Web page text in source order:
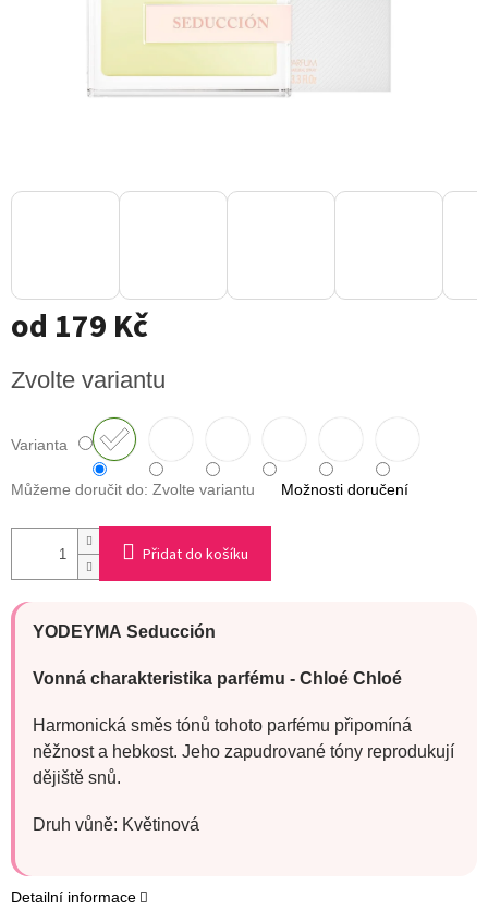
od 179 Kč
cena:
Zvolte variantu
Varianta
Můžeme doručit do: Zvolte variantu Možnosti doručení
Přidat do košíku
YODEYMA Seducción
Vonná charakteristika parfému - Chloé Chloé
Harmonická směs tónů tohoto parfému připomíná
něžnost a hebkost. Jeho zapudrované tóny reprodukují
dějiště snů.
Druh vůně: Květinová
Detailní informace